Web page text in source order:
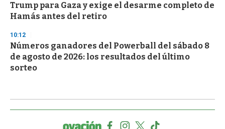
Trump para Gaza y exige el desarme completo de
Hamás antes del retiro
10:12
Números ganadores del Powerball del sábado 8
de agosto de 2026: los resultados del último
sorteo